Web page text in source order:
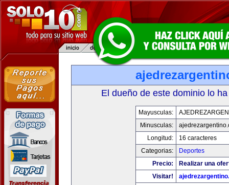
El dueño de este dominio lo
Mayusculas:
Minusculas:
Longitud:
16 caracteres
Categorias:
Deportes
Precio:
Realizar una
Visitar!